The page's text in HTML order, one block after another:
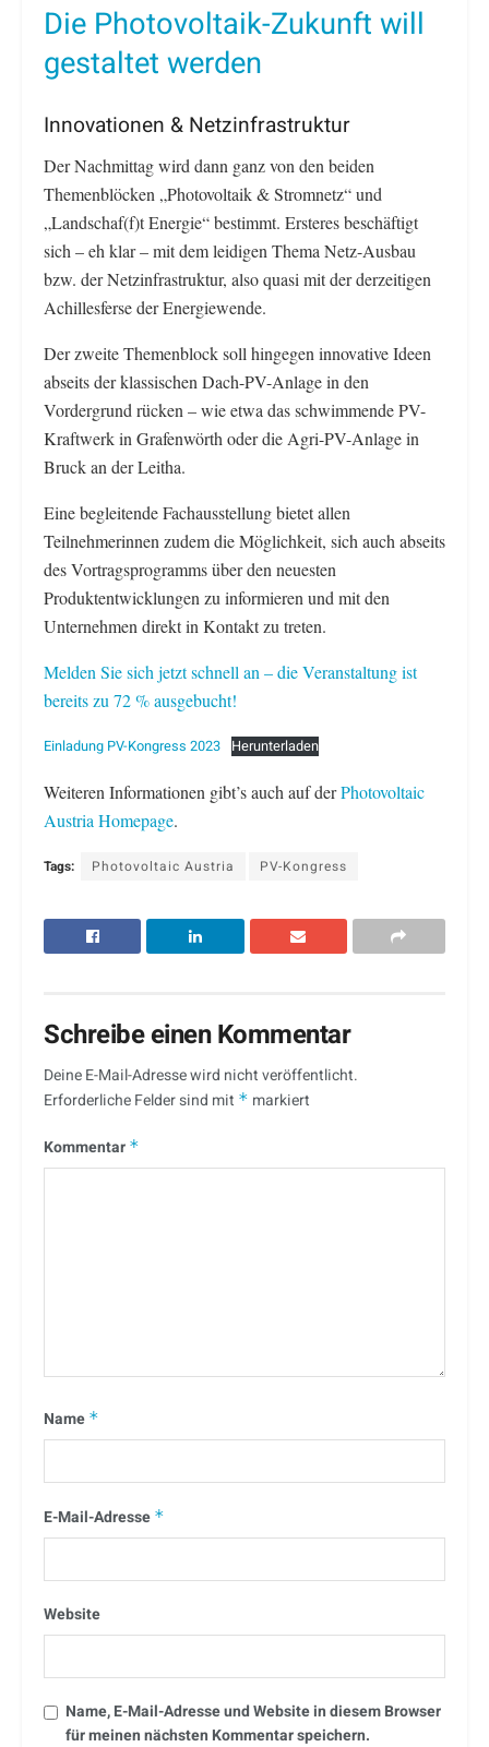
Die Photovoltaik-Zukunft will
gestaltet werden
Innovationen & Netzinfrastruktur
Der Nachmittag wird dann ganz von den beiden
Themenblöcken „Photovoltaik & Stromnetz“ und
„Landschaf(f)t Energie“ bestimmt. Ersteres beschäftigt
sich – eh klar – mit dem leidigen Thema Netz-Ausbau
bzw. der Netzinfrastruktur, also quasi mit der derzeitigen
Achillesferse der Energiewende.
Der zweite Themenblock soll hingegen innovative Ideen
abseits der klassischen Dach-PV-Anlage in den
Vordergrund rücken – wie etwa das schwimmende PV-
Kraftwerk in Grafenwörth oder die Agri-PV-Anlage in
Bruck an der Leitha.
Eine begleitende Fachausstellung bietet allen
Teilnehmerinnen zudem die Möglichkeit, sich auch abseits
des Vortragsprogramms über den neuesten
Produktentwicklungen zu informieren und mit den
Unternehmen direkt in Kontakt zu treten.
Melden Sie sich jetzt schnell an – die Veranstaltung ist
bereits zu 72 % ausgebucht!
Einladung PV-Kongress 2023 Herunterladen
Weiteren Informationen gibt’s auch auf derPhotovoltaic
Austria Homepage.
Tags: Photovoltaic Austria PV-Kongress
Schreibe einen Kommentar
Deine E-Mail-Adresse wird nicht veröffentlicht.
Erforderliche Felder sind mit * markiert
Kommentar *
Name *
E-Mail-Adresse *
Website
Name, E-Mail-Adresse und Website in diesem Browser
für meinen nächsten Kommentar speichern.